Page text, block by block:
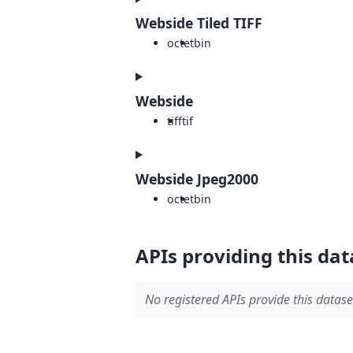
Webside Tiled TIFF
octetbin
Webside
tifftif
Webside Jpeg2000
octetbin
APIs providing this
No registered APIs provide this